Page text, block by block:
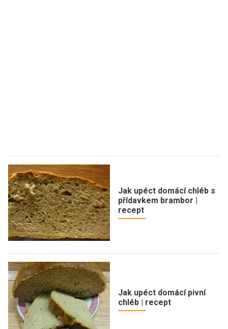
Jak upéct domácí chléb s
přídavkem brambor |
recept
Jak upéct domácí pivní
chléb | recept